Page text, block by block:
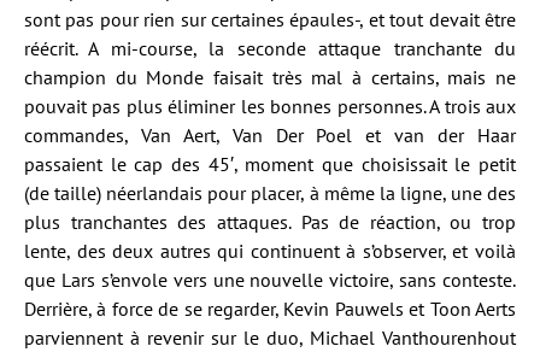
sont pas pour rien sur certaines épaules-, et tout devait être
réécrit. A mi-course, la seconde attaque tranchante du
champion du Monde faisait très mal à certains, mais ne
pouvait pas plus éliminer les bonnes personnes. A trois aux
commandes, Van Aert, Van Der Poel et van der Haar
passaient le cap des 45′, moment que choisissait le petit
(de taille) néerlandais pour placer, à même la ligne, une des
plus tranchantes des attaques. Pas de réaction, ou trop
lente, des deux autres qui continuent à s’observer, et voilà
que Lars s’envole vers une nouvelle victoire, sans conteste.
Derrière, à force de se regarder, Kevin Pauwels et Toon Aerts
parviennent à revenir sur le duo, Michael Vanthourenhout